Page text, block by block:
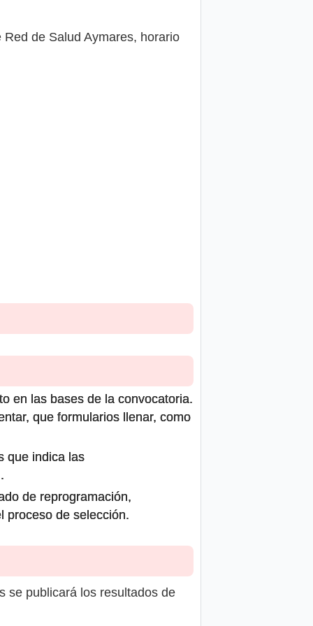
de Salud Aymares, horario
en las bases de la convocatoria.
que formularios llenar, como
que indica las
de reprogramación,
proceso de selección.
se publicará los resultados de